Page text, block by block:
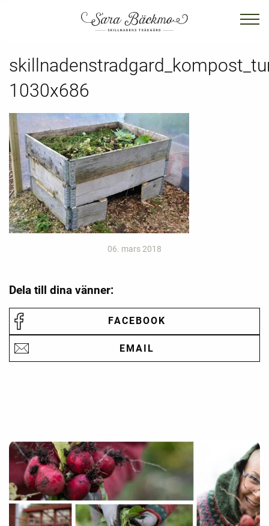
1030x686
06. mars 2018
Dela till dina vänner:
FACEBOOK
EMAIL